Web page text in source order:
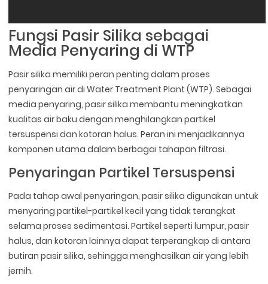
Fungsi Pasir Silika sebagai
Media Penyaring di WTP
Pasir silika memiliki peran penting dalam proses
penyaringan air di Water Treatment Plant (WTP). Sebagai
media penyaring, pasir silika membantu meningkatkan
kualitas air baku dengan menghilangkan partikel
tersuspensi dan kotoran halus. Peran ini menjadikannya
komponen utama dalam berbagai tahapan filtrasi.
Penyaringan Partikel Tersuspensi
Pada tahap awal penyaringan, pasir silika digunakan untuk
menyaring partikel-partikel kecil yang tidak terangkat
selama proses sedimentasi. Partikel seperti lumpur, pasir
halus, dan kotoran lainnya dapat terperangkap di antara
butiran pasir silika, sehingga menghasilkan air yang lebih
jernih.